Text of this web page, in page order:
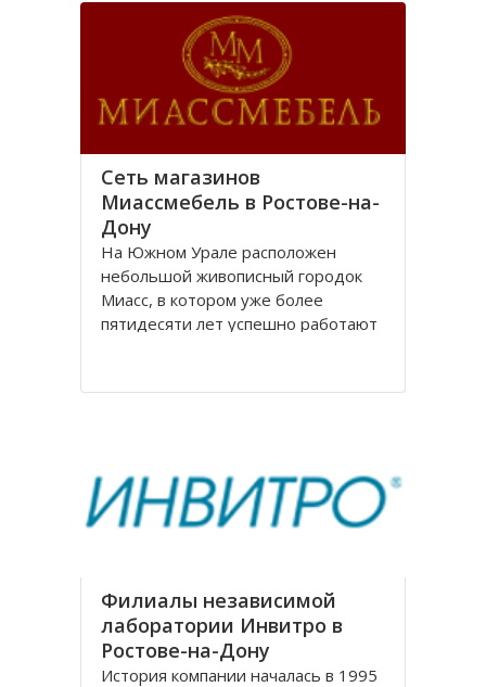
После революции 1917 года
Сеть магазинов
Миассмебель в Ростове-на-
Дону
На Южном Урале расположен
небольшой живописный городок
Миасс, в котором уже более
пятидесяти лет успешно работают
всей России. Компания
заложенных еще
Филиалы независимой
лаборатории Инвитро в
Ростове-на-Дону
История компании началась в 1995